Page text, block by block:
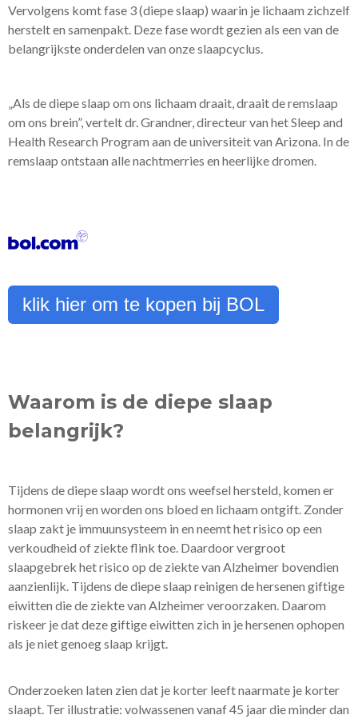
Vervolgens komt fase 3 (diepe slaap) waarin je lichaam zichzelf
herstelt en samenpakt. Deze fase wordt gezien als een van de
belangrijkste onderdelen van onze slaapcyclus.
„Als de diepe slaap om ons lichaam draait, draait de remslaap
om ons brein”, vertelt dr. Grandner, directeur van het Sleep and
Health Research Program aan de universiteit van Arizona. In de
remslaap ontstaan alle nachtmerries en heerlijke dromen.
klik hier om te kopen bij BOL
Waarom is de diepe slaap
belangrijk?
Tijdens de diepe slaap wordt ons weefsel hersteld, komen er
hormonen vrij en worden ons bloed en lichaam ontgift. Zonder
slaap zakt je immuunsysteem in en neemt het risico op een
verkoudheid of ziekte flink toe. Daardoor vergroot
slaapgebrek het risico op de ziekte van Alzheimer bovendien
aanzienlijk. Tijdens de diepe slaap reinigen de hersenen giftige
eiwitten die de ziekte van Alzheimer veroorzaken. Daarom
riskeer je dat deze giftige eiwitten zich in je hersenen ophopen
als je niet genoeg slaap krijgt.
Onderzoeken laten zien dat je korter leeft naarmate je korter
slaapt. Ter illustratie: volwassenen vanaf 45 jaar die minder dan